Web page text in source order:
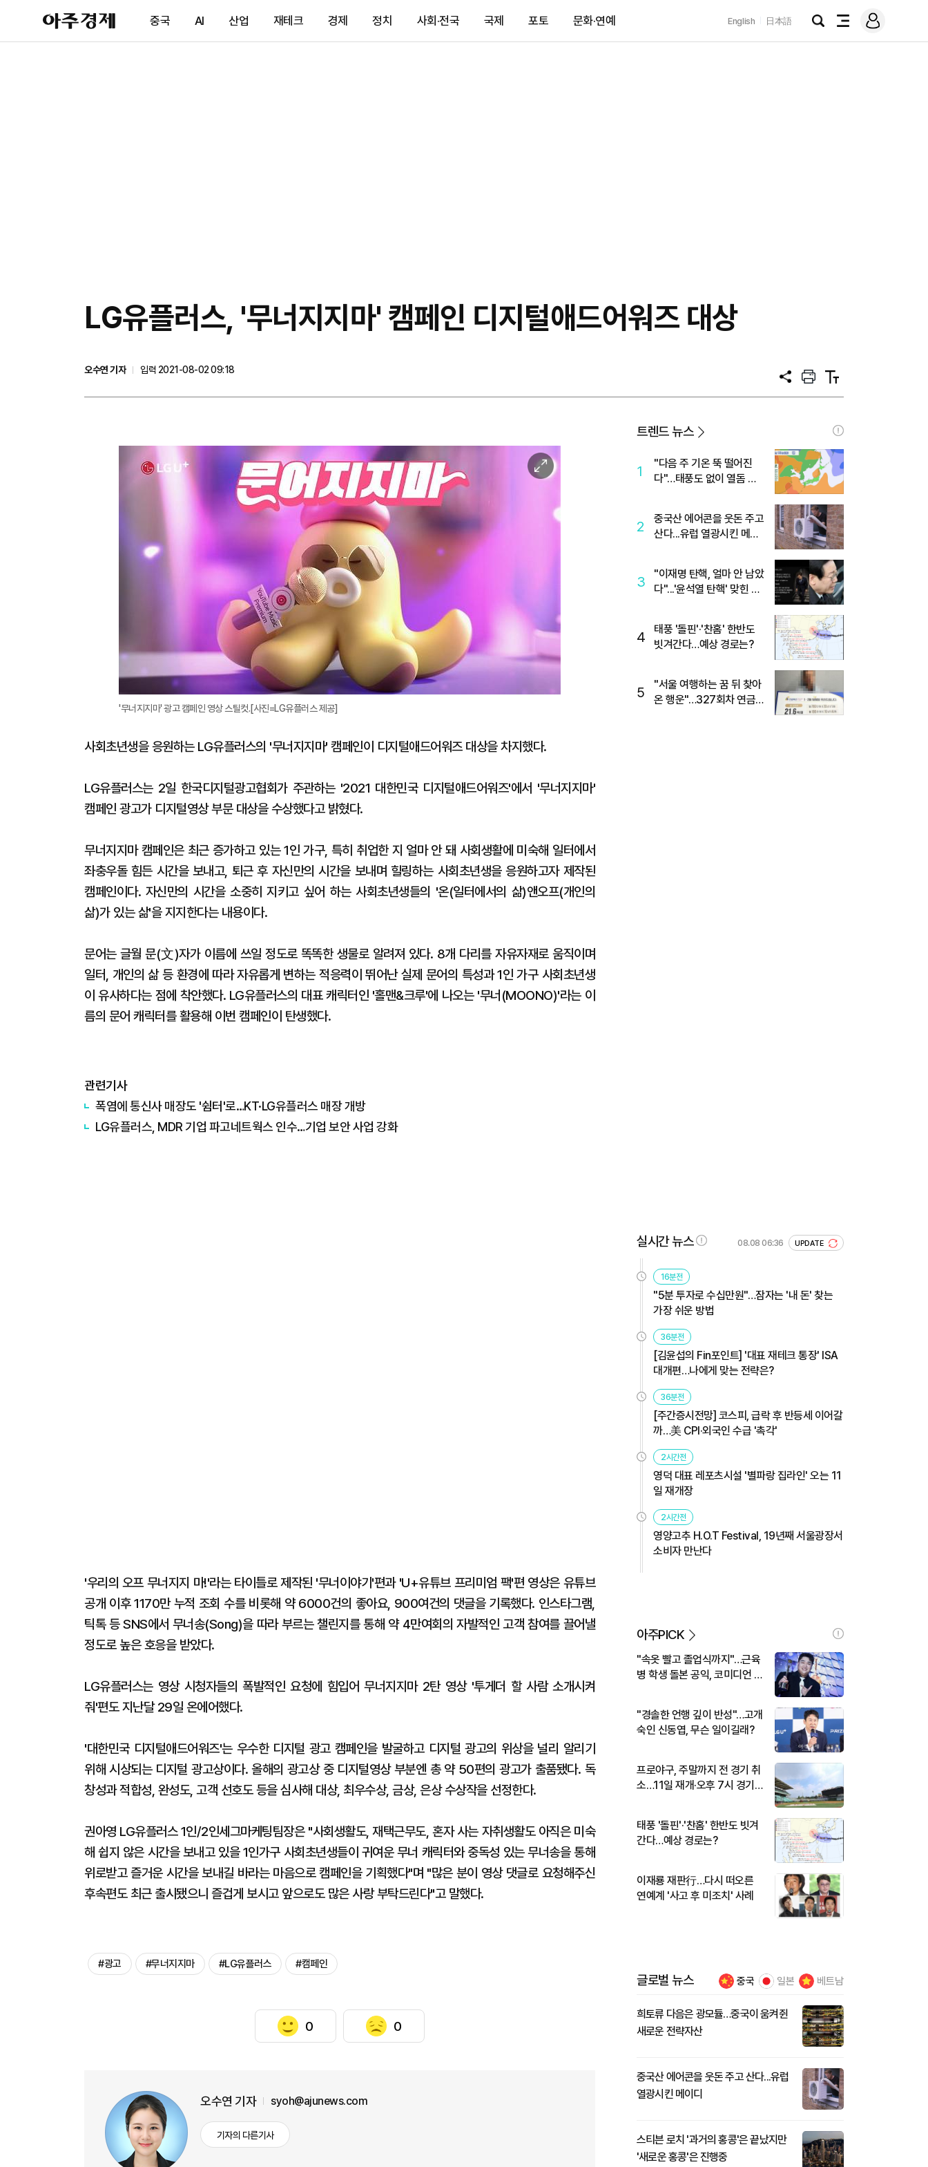
아
주
제
중국 AI 산업 재테크 경제 정치 사회·전국 국제 포토 문화·연예 English 日本語
검
전
메
그
LG유플러스, '무너지지마' 캠페인 디지털애드어워즈 대상
오수연 기자
입력 2021-08-02 09:18
공
프
트
텍
트
이
미
'무너지지마' 광고 캠페인 영상 스틸컷.[사진=LG유플러스 제공]
사회초년생을 응원하는 LG유플러스의 '무너지지마' 캠페인이 디지털애드어워즈 대상을 차지했다.
LG유플러스는 2일 한국디지털광고협회가 주관하는 '2021 대한민국 디지털애드어워즈'에서 '무너지지마'
캠페인 광고가 디지털영상 부문 대상을 수상했다고 밝혔다.
무너지지마 캠페인은 최근 증가하고 있는 1인 가구, 특히 취업한 지 얼마 안 돼 사회생활에 미숙해 일터에서
좌충우돌 힘든 시간을 보내고, 퇴근 후 자신만의 시간을 보내며 힐링하는 사회초년생을 응원하고자 제작된
캠페인이다. 자신만의 시간을 소중히 지키고 싶어 하는 사회초년생들의 '온(일터에서의 삶)앤오프(개인의
삶)가 있는 삶'을 지지한다는 내용이다.
문어는 글월 문(文)자가 이름에 쓰일 정도로 똑똑한 생물로 알려져 있다. 8개 다리를 자유자재로 움직이며
일터, 개인의 삶 등 환경에 따라 자유롭게 변하는 적응력이 뛰어난 실제 문어의 특성과 1인 가구 사회초년생
이 유사하다는 점에 착안했다. LG유플러스의 대표 캐릭터인 '홀맨&크루'에 나오는 '무너(MOONO)'라는 이
름의 문어 캐릭터를 활용해 이번 캠페인이 탄생했다.
관련기사
폭염에 통신사 매장도 '쉼터'로…KT·LG유플러스 매장 개방
LG유플러스, MDR 기업 파고네트웍스 인수…기업 보안 사업 강화
'우리의 오프 무너지지 마!'라는 타이틀로 제작된 '무너이야기'편과 'U+유튜브 프리미엄 팩'편 영상은 유튜브
공개 이후 1170만 누적 조회 수를 비롯해 약 6000건의 좋아요, 900여건의 댓글을 기록했다. 인스타그램,
틱톡 등 SNS에서 무너송(Song)을 따라 부르는 챌린지를 통해 약 4만여회의 자발적인 고객 참여를 끌어낼
정도로 높은 호응을 받았다.
LG유플러스는 영상 시청자들의 폭발적인 요청에 힘입어 무너지지마 2탄 영상 '투게더 할 사람 소개시켜
줘'편도 지난달 29일 온에어했다.
'대한민국 디지털애드어워즈'는 우수한 디지털 광고 캠페인을 발굴하고 디지털 광고의 위상을 널리 알리기
위해 시상되는 디지털 광고상이다. 올해의 광고상 중 디지털영상 부분엔 총 약 50편의 광고가 출품됐다. 독
창성과 적합성, 완성도, 고객 선호도 등을 심사해 대상, 최우수상, 금상, 은상 수상작을 선정한다.
권아영 LG유플러스 1인/2인세그마케팅팀장은 "사회생활도, 재택근무도, 혼자 사는 자취생활도 아직은 미숙
해 쉽지 않은 시간을 보내고 있을 1인가구 사회초년생들이 귀여운 무너 캐릭터와 중독성 있는 무너송을 통해
위로받고 즐거운 시간을 보내길 바라는 마음으로 캠페인을 기획했다"며 "많은 분이 영상 댓글로 요청해주신
후속편도 최근 출시됐으니 즐겁게 보시고 앞으로도 많은 사랑 부탁드린다"고 말했다.
#광고 #무너지지마 #LG유플러스 #캠페인
0 0
오수연 기자 syoh@ajunews.com
기자의 다른기사
트렌드 뉴스
1
"다음 주 기온 뚝 떨어진
다"…태풍도 없이 열돔 박
2
중국산 에어콘을 웃돈 주고
산다...유럽 열광시킨 메이
3
"이재명 탄핵, 얼마 안 남았
다"...'윤석열 탄핵' 맞힌 무
4
태풍 '돌핀'·'찬홈' 한반도
빗겨간다…예상 경로는?
5
"서울 여행하는 꿈 뒤 찾아
온 행운"…327회차 연금
실시간 뉴스 08.08 06:36 UPDATE
16분전
"5분 투자로 수십만원"…잠자는 '내 돈' 찾는
가장 쉬운 방법
36분전
[김윤섭의 Fin포인트] '대표 재테크 통장' ISA
대개편…나에게 맞는 전략은?
36분전
[주간증시전망] 코스피, 급락 후 반등세 이어갈
까…美 CPI·외국인 수급 '촉각'
2시간전
영덕 대표 레포츠시설 '별파랑 집라인' 오는 11
일 재개장
2시간전
영양고추 H.O.T Festival, 19년째 서울광장서
소비자 만난다
아주PICK
"속옷 빨고 졸업식까지"…근육
병 학생 돌본 공익, 코미디언 김
"경솔한 언행 깊이 반성"…고개
숙인 신동엽, 무슨 일이길래?
프로야구, 주말까지 전 경기 취
소…11일 재개·오후 7시 경기
태풍 '돌핀'·'찬홈' 한반도 빗겨
간다…예상 경로는?
이재룡 재판行…다시 떠오른
연예계 '사고 후 미조치' 사례
글로벌 뉴스 중국 일본 베트남
희토류 다음은 광모듈…중국이 움켜쥔
새로운 전략자산
중국산 에어콘을 웃돈 주고 산다...유럽
열광시킨 메이디
스티븐 로치 '과거의 홍콩'은 끝났지만
'새로운 홍콩'은 진행중